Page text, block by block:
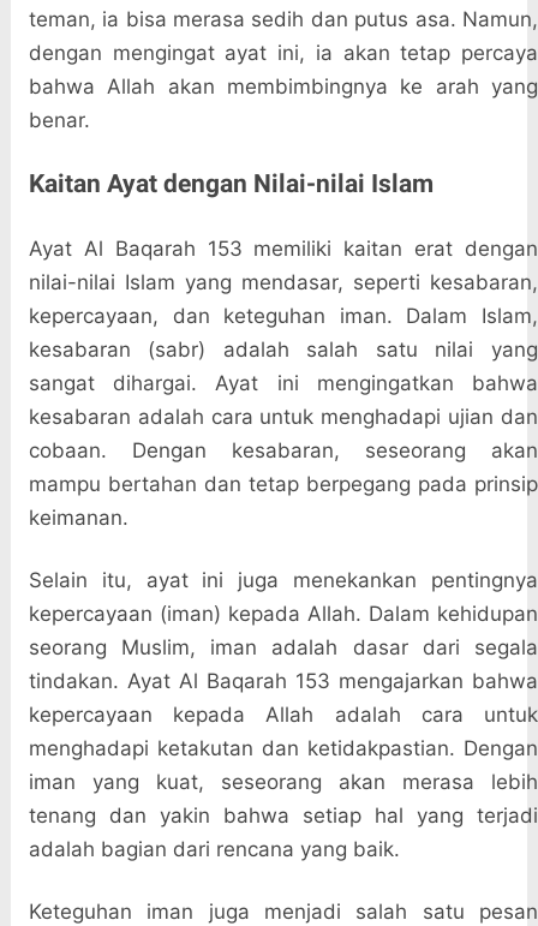
teman, ia bisa merasa sedih dan putus asa. Namun,
dengan mengingat ayat ini, ia akan tetap percaya
bahwa Allah akan membimbingnya ke arah yang
benar.
Kaitan Ayat dengan Nilai-nilai Islam
Ayat Al Baqarah 153 memiliki kaitan erat dengan
nilai-nilai Islam yang mendasar, seperti kesabaran,
kepercayaan, dan keteguhan iman. Dalam Islam,
kesabaran (sabr) adalah salah satu nilai yang
sangat dihargai. Ayat ini mengingatkan bahwa
kesabaran adalah cara untuk menghadapi ujian dan
cobaan. Dengan kesabaran, seseorang akan
mampu bertahan dan tetap berpegang pada prinsip
keimanan.
Selain itu, ayat ini juga menekankan pentingnya
kepercayaan (iman) kepada Allah. Dalam kehidupan
seorang Muslim, iman adalah dasar dari segala
tindakan. Ayat Al Baqarah 153 mengajarkan bahwa
kepercayaan kepada Allah adalah cara untuk
menghadapi ketakutan dan ketidakpastian. Dengan
iman yang kuat, seseorang akan merasa lebih
tenang dan yakin bahwa setiap hal yang terjadi
adalah bagian dari rencana yang baik.
Keteguhan iman juga menjadi salah satu pesan